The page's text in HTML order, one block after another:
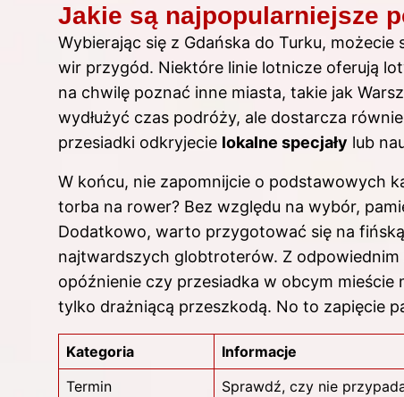
Jakie są najpopularniejsze
Wybierając się z Gdańska do Turku,
wir przygód. Niektóre linie lotnicze oferują
na chwilę poznać inne miasta, takie jak
wydłużyć czas podróży, ale dostarcza
przesiadki odkryjecie lokalne specjały lub
W końcu, nie zapomnijcie o podstawowych
torba na rower? Bez względu na wybór,
Dodatkowo, warto przygotować się na
najtwardszych globtroterów. Z
opóźnienie czy przesiadka w obcym
tylko drażniącą przeszkodą. No to zapięcie
Kategoria
Informacje
Termin
Sprawdź, czy nie